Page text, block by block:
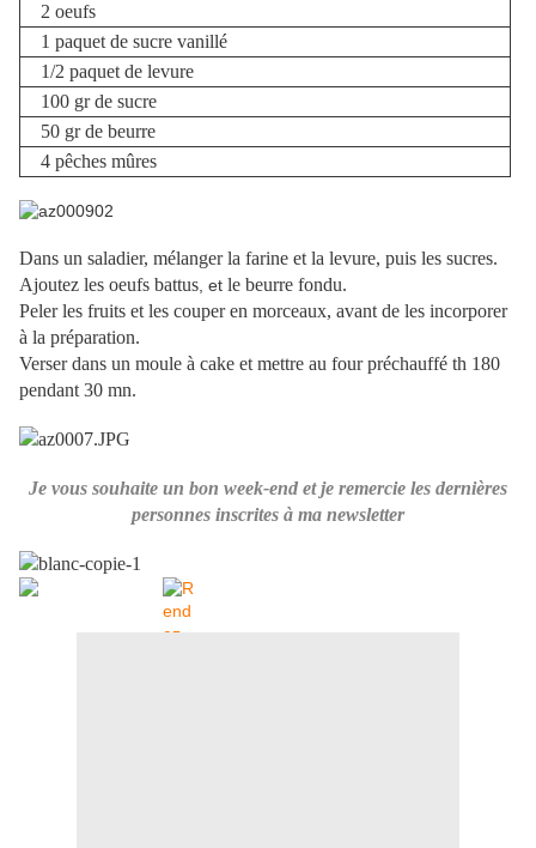
2 oeufs
1 paquet de sucre vanillé
1/2 paquet de levure
100 gr de sucre
50 gr de beurre
4 pêches mûres
Dans un saladier, mélanger la farine et la levure, puis les sucres.
Ajoutez les oeufs battus , et le beurre fondu.
Peler les fruits et les couper en morceaux, avant de les incorporer
à la préparation.
Verser dans un moule à cake et mettre au four préchauffé th 180
pendant 30 mn.
Je vous souhaite un bon week-end et je remercie les dernières
personnes inscrites à ma newsletter